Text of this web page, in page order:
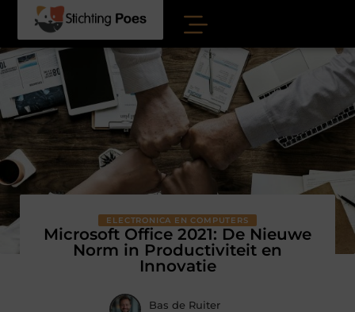
ELECTRONICA EN COMPUTERS
Microsoft Office 2021: De Nieuwe
Norm in Productiviteit en
Innovatie
Bas de Ruiter